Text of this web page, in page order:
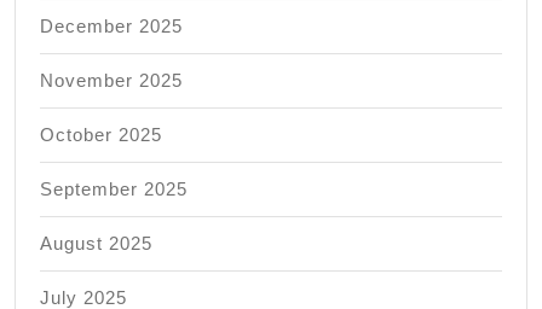
December 2025
November 2025
October 2025
September 2025
August 2025
July 2025